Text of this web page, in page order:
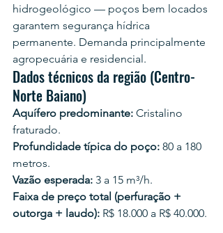
hidrogeológico — poços bem locados
garantem segurança hídrica
permanente. Demanda principalmente
agropecuária e residencial.
Dados técnicos da região (Centro-
Norte Baiano)
Aquífero predominante: Cristalino
fraturado.
Profundidade típica do poço: 80 a 180
metros.
Vazão esperada: 3 a 15 m³/h.
Faixa de preço total (perfuração +
outorga + laudo): R$ 18.000 a R$ 40.000.